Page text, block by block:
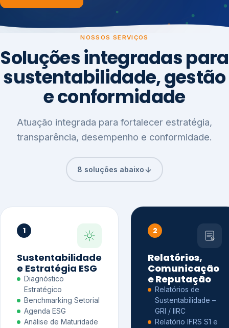
NOSSOS SERVIÇOS
Soluções integradas para
sustentabilidade, gestão
e conformidade
Atuação integrada para fortalecer estratégia,
transparência, desempenho e conformidade.
8 soluções abaixo
1
Sustentabilidade
e Estratégia ESG
Diagnóstico
Estratégico
Benchmarking Setorial
Agenda ESG
Análise de Maturidade
2
Relatórios,
Comunicação
e Reputação
Relatórios de
Sustentabilidade –
GRI / IIRC
Relatório IFRS S1 e